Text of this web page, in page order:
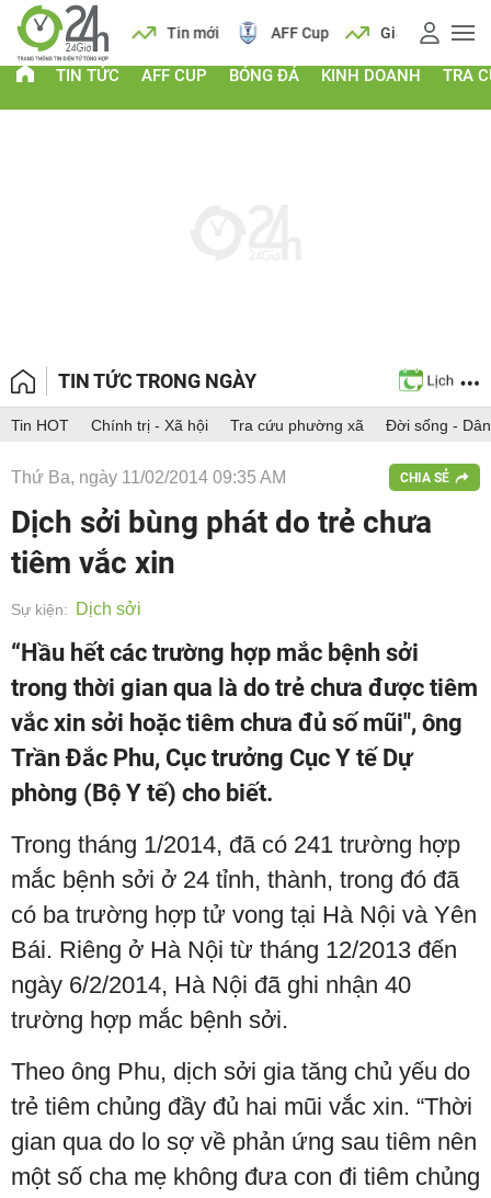
Lịch Tin mới AFF Cup Giá vàng
TIN TỨC AFF CUP BÓNG ĐÁ KINH DOANH TRA
TIN TỨC TRONG NGÀY
Tin HOT Chính trị - Xã hội Tra cứu phường xã Đời sống -
Thứ Ba, ngày 11/02/2014 09:35 AM CHIA SẺ
Dịch sởi bùng phát do trẻ chưa
tiêm vắc xin
Sự kiện: Dịch sởi
“Hầu hết các trường hợp mắc bệnh sởi
trong thời gian qua là do trẻ chưa được tiêm
vắc xin sởi hoặc tiêm chưa đủ số mũi", ông
Trần Đắc Phu, Cục trưởng Cục Y tế Dự
phòng (Bộ Y tế) cho biết.
Trong tháng 1/2014, đã có 241 trường hợp
mắc bệnh sởi ở 24 tỉnh, thành, trong đó đã
có ba trường hợp tử vong tại Hà Nội và Yên
Bái. Riêng ở Hà Nội từ tháng 12/2013 đến
ngày 6/2/2014, Hà Nội đã ghi nhận 40
trường hợp mắc bệnh sởi.
Theo ông Phu, dịch sởi gia tăng chủ yếu do
trẻ tiêm chủng đầy đủ hai mũi vắc xin. “Thời
gian qua do lo sợ về phản ứng sau tiêm nên
một số cha mẹ không đưa con đi tiêm chủng